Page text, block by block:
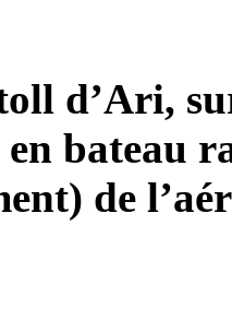
d’Ari,
bateau
de